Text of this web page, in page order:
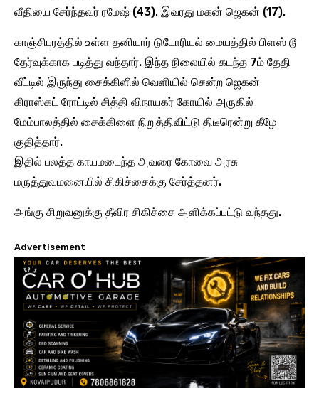
வீதியை சேர்ந்தவர் ரமேஷ் (43). இவரது மகன் ஜெகன் (17).
காஞ்சிபுரத்தில் உள்ள தனியார் டுடோரியல் மையத்தில் பிளஸ் டூ
தேர்வுக்காக படித்து வந்தார். இந்த நிலையில் கடந்த 7ம் தேதி
வீட்டில் இருந்து சைக்கிளில் வெளியில் சென்ற ஜெகன்
கிராஸ்கட் ரோட்டில் சித்தி விநாயகர் கோயில் அருகில்
மேம்பாலத்தில் சைக்கிளை நிறுத்திவிட்டு திடீரென்று கீழே
குதித்தார்.
இதில் பலத்த காயமடைந்த அவரை கோவை அரசு
மருத்துவமனையில் சிகிச்சைக்கு சேர்த்தனர்.
அங்கு சிறுவனுக்கு தீவிர சிகிச்சை அளிக்கப்பட்டு வந்தது.
Advertisement